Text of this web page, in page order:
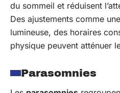
du sommeil et réduisent
Des ajustements comme
lumineuse, des horaires
physique peuvent atténuer
Parasomnies